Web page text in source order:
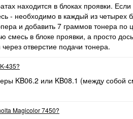
находится в блоках проявки.
- необходимо в каждый из четырех
и добавить 7 граммов тонера по
смесь в блоке проявки, а просто
отверстие подачи тонера.
435?
KB06.2 или KB08.1 (между собой
Magicolor 7450?